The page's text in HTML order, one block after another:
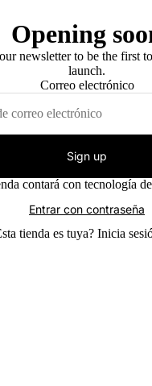
Opening
newsletter to be the first
launch.
Correo electrónico
Sign up
contará con tecnología de
Entrar con contraseña
tienda es tuya? Inicia